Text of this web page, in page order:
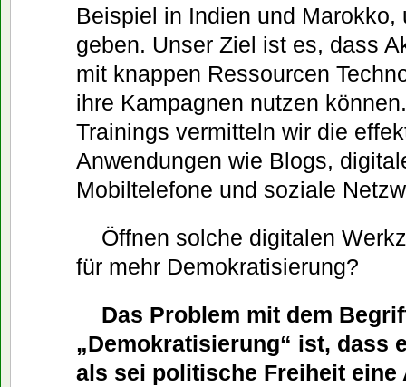
Beispiel in Indien und Marokko,
geben. Unser Ziel ist es, dass
mit knappen Ressourcen
ihre Kampagnen nutzen
Trainings vermitteln wir die
Anwendungen wie Blogs,
Mobiltelefone und soziale
Öffnen solche digitalen
für mehr Demokratisierung?
Das Problem mit dem
„Demokratisierung“ ist, dass
als sei politische Freiheit